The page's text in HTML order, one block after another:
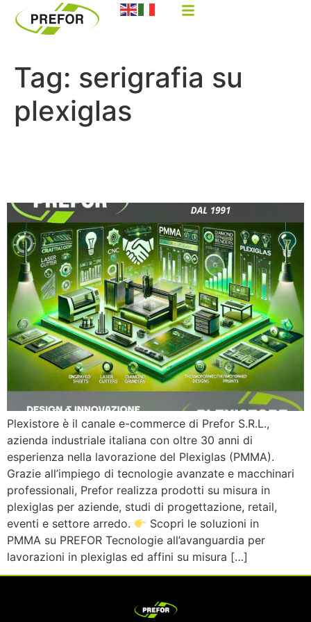
Tag: serigrafia su
plexiglas
Plexistore è il canale e-commerce di Prefor S.R.L.,
azienda industriale italiana con oltre 30 anni di
esperienza nella lavorazione del Plexiglas (PMMA).
Grazie all’impiego di tecnologie avanzate e macchinari
professionali, Prefor realizza prodotti su misura in
plexiglas per aziende, studi di progettazione, retail,
eventi e settore arredo.
Scopri le soluzioni in
PMMA su PREFOR Tecnologie all’avanguardia per
lavorazioni in plexiglas ed affini su misura […]